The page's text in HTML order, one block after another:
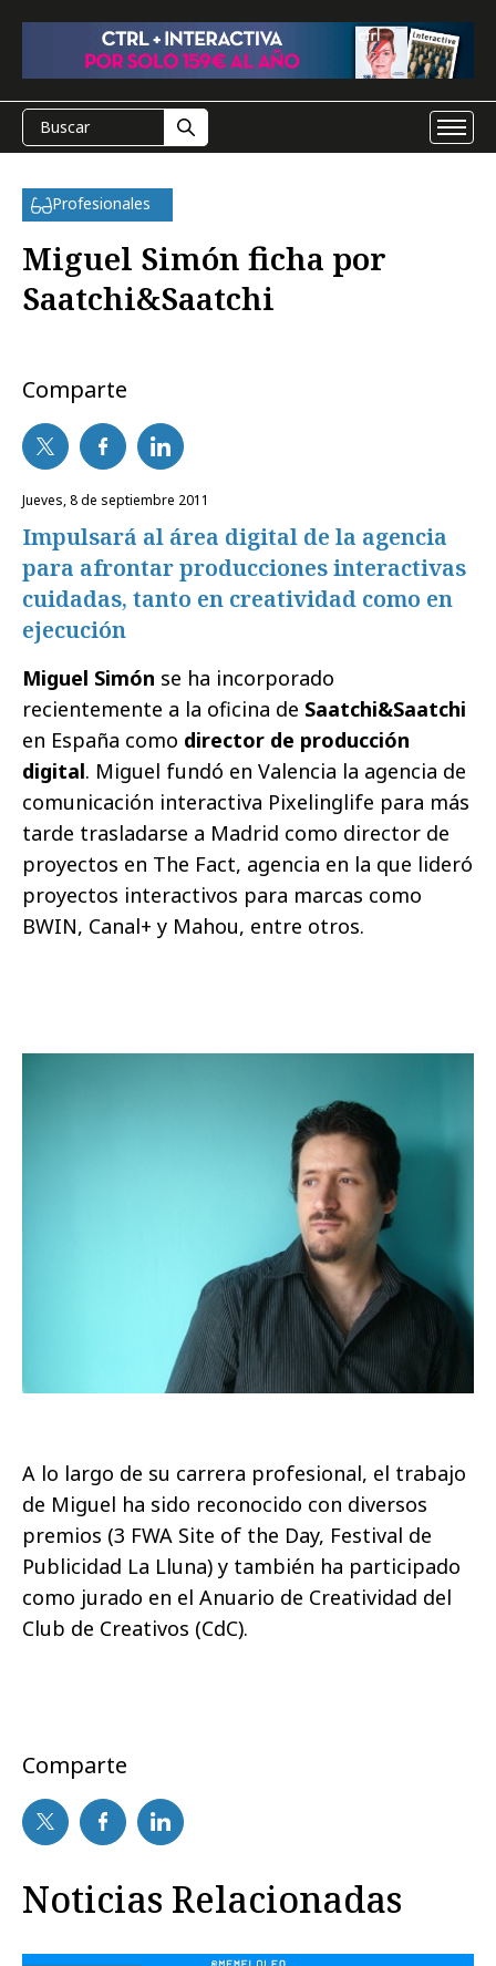
Profesionales
Miguel Simón ficha por
Saatchi&Saatchi
Comparte
jueves, 8 de septiembre 2011
Impulsará al área digital de la agencia
para afrontar producciones interactivas
cuidadas, tanto en creatividad como en
ejecución
Miguel Simón se ha incorporado
recientemente a la oficina de Saatchi&Saatchi
en España como director de producción
digital. Miguel fundó en Valencia la agencia de
comunicación interactiva Pixelinglife para más
tarde trasladarse a Madrid como director de
proyectos en The Fact, agencia en la que lideró
proyectos interactivos para marcas como
BWIN, Canal+ y Mahou, entre otros.
A lo largo de su carrera profesional, el trabajo
de Miguel ha sido reconocido con diversos
premios (3 FWA Site of the Day, Festival de
Publicidad La Lluna) y también ha participado
como jurado en el Anuario de Creatividad del
Club de Creativos (CdC).
Comparte
Noticias Relacionadas